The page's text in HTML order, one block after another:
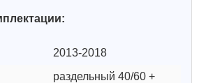
2013-2018
раздельный 40/60 +